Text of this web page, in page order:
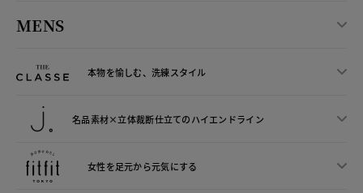
MENS
本物を愉しむ、洗練スタイル
名品素材×立体裁断仕立てのハイエンドライン
女性を足元から元気にする